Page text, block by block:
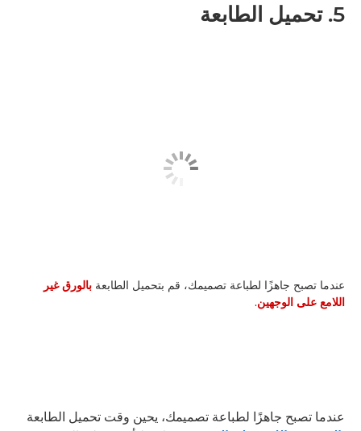
5. تحميل الطابعة
عندما تصبح جاهزًا لطباعة تصميمك، قم بتحميل الطابعة بالورق غير
اللامع على الوجهين.
عندما تصبح جاهزًا لطباعة تصميمك، يحين وقت تحميل الطابعة